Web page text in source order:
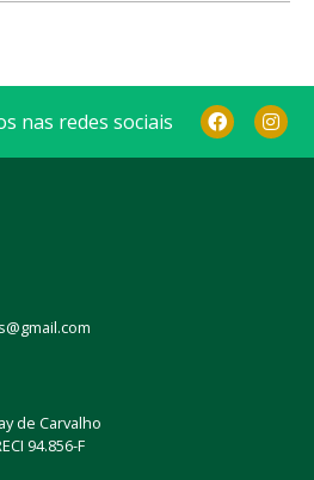
nas redes sociais
de Carvalho
94.856-F